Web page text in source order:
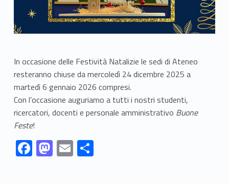
In occasione delle Festività Natalizie le sedi di Ateneo
resteranno chiuse da mercoledì 24 dicembre 2025 a
martedì 6 gennaio 2026 compresi.
Con l’occasione auguriamo a tutti i nostri studenti,
ricercatori, docenti e personale amministrativo Buone
Feste!
Link identifier #identifier__162195-1
F
ac
Link identifier #identifier__102876-2 M
as
Link identifier #identifier__106061-3 E
m
Link identifier #identifier__97347-4 S
h